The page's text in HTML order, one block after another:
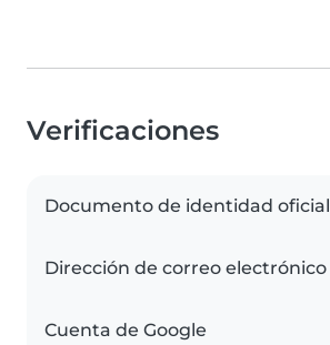
Verificaciones
Documento de identidad oficial
Dirección de correo electrónico
Cuenta de Google